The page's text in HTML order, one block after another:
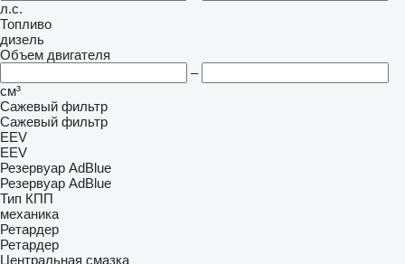
л.с.
Топливо
дизель
Объем двигателя
–
см³
Сажевый фильтр
Сажевый фильтр
EEV
EEV
Резервуар AdBlue
Резервуар AdBlue
Тип КПП
механика
Ретардер
Ретардер
Центральная смазка